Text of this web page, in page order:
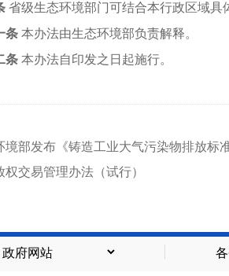
省级生态环境部门可结合本行政区域具
条 本办法由生态环境部负责解释。
条 本办法自印发之日起施行。
境部发布《铸造工业大气污染物排放标
交易管理办法（试行）